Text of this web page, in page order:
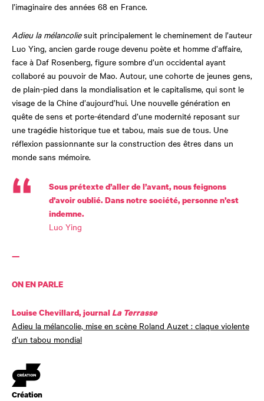
l’imaginaire des années 68 en France.
Adieu la mélancoliesuit principalement le cheminement de l’auteur
Luo Ying, ancien garde rouge devenu poète et homme d’affaire,
face à Daf Rosenberg, figure sombre d’un occidental ayant
collaboré au pouvoir de Mao. Autour, une cohorte de jeunes gens,
de plain-pied dans la mondialisation et le capitalisme, qui sont le
visage de la Chine d’aujourd’hui. Une nouvelle génération en
quête de sens et porte-étendard d’une modernité reposant sur
une tragédie historique tue et tabou, mais sue de tous. Une
réflexion passionnante sur la construction des êtres dans un
monde sans mémoire.
Sous prétexte d’aller de l’avant, nous feignons
d’avoir oublié. Dans notre société, personne n’est
indemne.
Luo Ying
—
ON EN PARLE
Louise Chevillard, journalLa Terrasse
Adieu la mélancolie, mise en scène Roland Auzet : claque violente
d’un tabou mondial
Création
Création